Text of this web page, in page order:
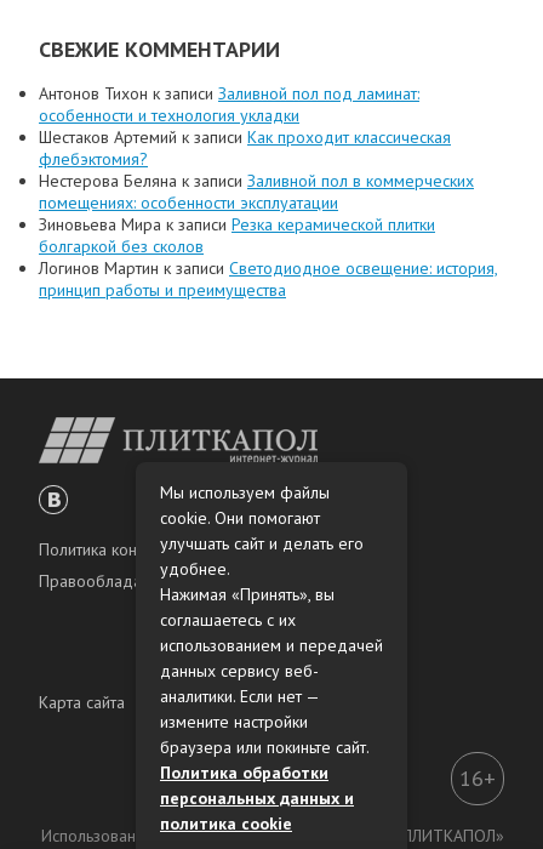
СВЕЖИЕ КОММЕНТАРИИ
Антонов Тихон к записи Заливной пол под ламинат:
особенности и технология укладки
Шестаков Артемий к записи Как проходит классическая
флебэктомия?
Нестерова Беляна к записи Заливной пол в коммерческих
помещениях: особенности эксплуатации
Зиновьева Мира к записи Резка керамической плитки
болгаркой без сколов
Логинов Мартин к записи Светодиодное освещение: история,
принцип работы и преимущества
Политика конфиденциальности
Правообладателям
Карта сайта
16+
Использование материалов интернет-журнала «ПЛИТКАПОЛ»
Мы используем файлы
cookie. Они помогают
улучшать сайт и делать его
удобнее.
Нажимая «Принять», вы
соглашаетесь с их
использованием и передачей
данных сервису веб-
аналитики. Если нет —
измените настройки
браузера или покиньте сайт.
Политика обработки
персональных данных и
политика cookie